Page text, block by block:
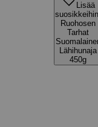
Lisää
Ruohosen
Tarhat
Lähihunaja
450g